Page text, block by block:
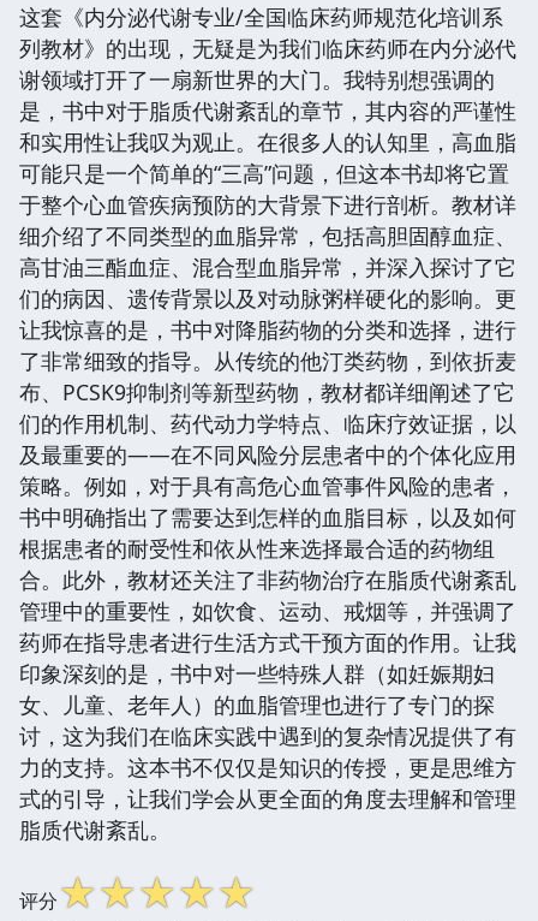
这套《内分泌代谢专业/全国临床药师规范化培训系
列教材》的出现，无疑是为我们临床药师在内分泌代
谢领域打开了一扇新世界的大门。我特别想强调的
是，书中对于脂质代谢紊乱的章节，其内容的严谨性
和实用性让我叹为观止。在很多人的认知里，高血脂
可能只是一个简单的“三高”问题，但这本书却将它置
于整个心血管疾病预防的大背景下进行剖析。教材详
细介绍了不同类型的血脂异常，包括高胆固醇血症、
高甘油三酯血症、混合型血脂异常，并深入探讨了它
们的病因、遗传背景以及对动脉粥样硬化的影响。更
让我惊喜的是，书中对降脂药物的分类和选择，进行
了非常细致的指导。从传统的他汀类药物，到依折麦
布、PCSK9抑制剂等新型药物，教材都详细阐述了它
们的作用机制、药代动力学特点、临床疗效证据，以
及最重要的——在不同风险分层患者中的个体化应用
策略。例如，对于具有高危心血管事件风险的患者，
书中明确指出了需要达到怎样的血脂目标，以及如何
根据患者的耐受性和依从性来选择最合适的药物组
合。此外，教材还关注了非药物治疗在脂质代谢紊乱
管理中的重要性，如饮食、运动、戒烟等，并强调了
药师在指导患者进行生活方式干预方面的作用。让我
印象深刻的是，书中对一些特殊人群（如妊娠期妇
女、儿童、老年人）的血脂管理也进行了专门的探
讨，这为我们在临床实践中遇到的复杂情况提供了有
力的支持。这本书不仅仅是知识的传授，更是思维方
式的引导，让我们学会从更全面的角度去理解和管理
脂质代谢紊乱。
评分☆☆☆☆☆